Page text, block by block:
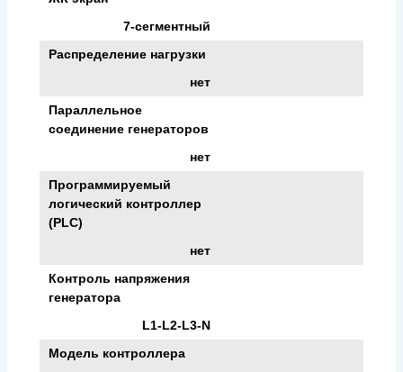
7-сегментный
Распределение нагрузки
нет
Параллельное
соединение генераторов
нет
Программируемый
логический контроллер
(PLC)
нет
Контроль напряжения
генератора
L1-L2-L3-N
Модель контроллера